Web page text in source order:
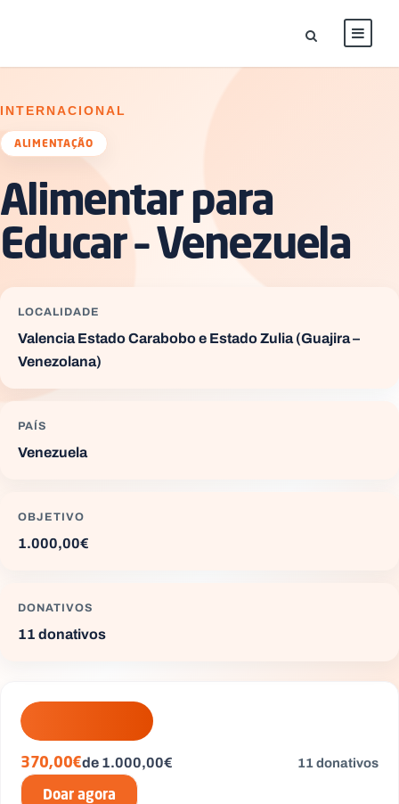
INTERNACIONAL
ALIMENTAÇÃO
Alimentar para
Educar – Venezuela
LOCALIDADE
Valencia Estado Carabobo e Estado Zulia (Guajira –
Venezolana)
PAÍS
Venezuela
OBJETIVO
1.000,00€
DONATIVOS
11 donativos
370,00€de 1.000,00€ 11 donativos
Doar agora